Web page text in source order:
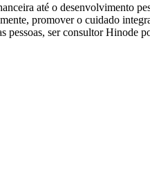
até o desenvolvimento
promover o cuidado
ser consultor Hinode